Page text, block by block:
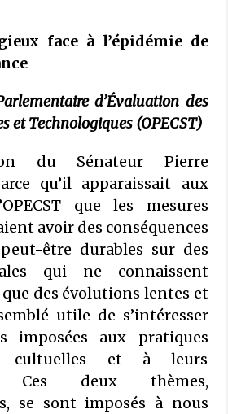
de France
: Jeudi 19 février 2026
2026
:
2025
: LE CFCM MET EN
CONTRE
DES
SUR LES MUSULMANS DE
novembre 2025
: Médiocrité et
de Florence
Blackler et autres pseudo –
2025
: Succession de
administratives ciblant des
face à l’épidémie de
d’Évaluation des
et Technologiques (OPECST)
du Sénateur Pierre
qu’il apparaissait aux
que les mesures
avoir des conséquences
être durables sur des
qui ne connaissent
des évolutions lentes et
utile de s’intéresser
imposées aux pratiques
cultuelles et à leurs
Ces deux thèmes,
se sont imposés à nous